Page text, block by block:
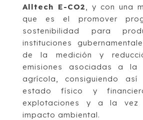
Alltech E-CO2, y con una
que es el promover
sostenibilidad para
instituciones
de la medición y
emisiones asociadas a la
agrícola, consiguiendo así
estado físico y
explotaciones y a la vez
impacto ambiental.